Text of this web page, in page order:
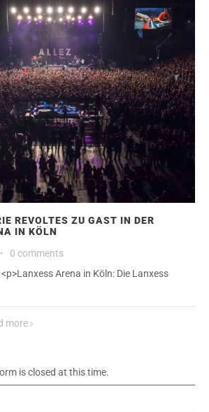
REVOLTES ZU GAST IN DER
IN KÖLN
·
0 comments
Arena in Köln: Die Lanxess
more
is closed at this time.